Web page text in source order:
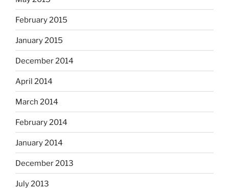
February 2015
January 2015
December 2014
April 2014
March 2014
February 2014
January 2014
December 2013
July 2013